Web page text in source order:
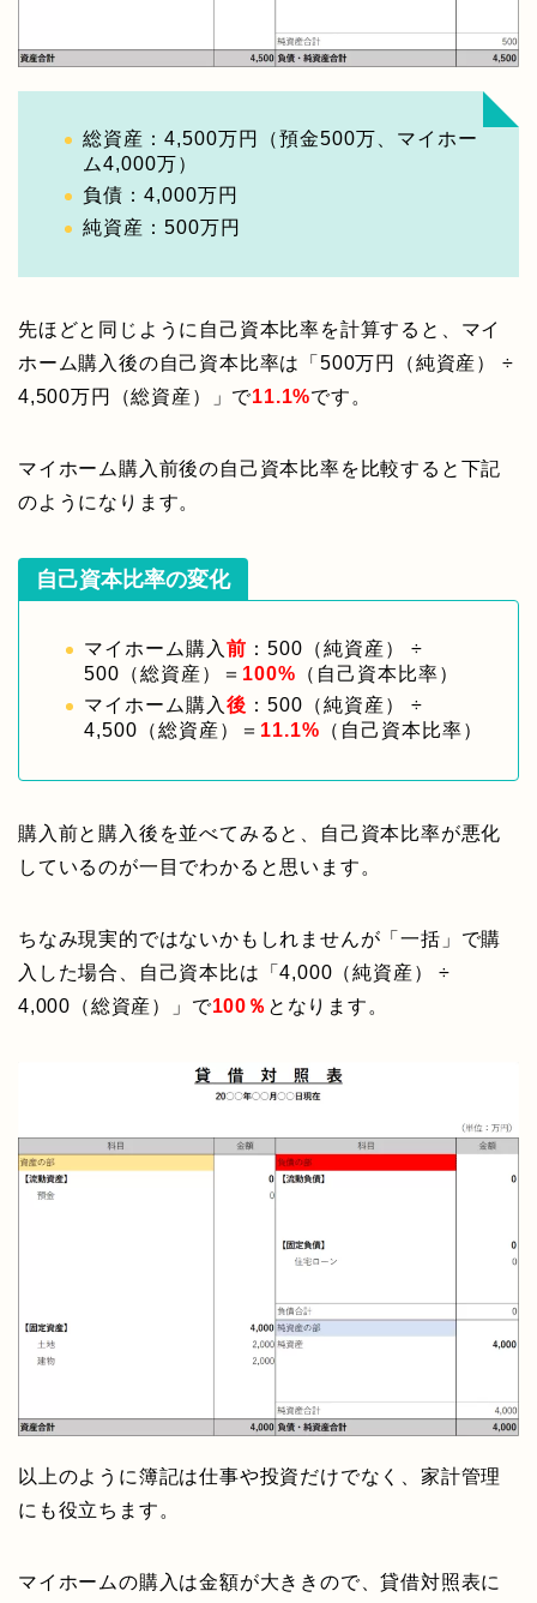
総資産：4,500万円（預金500万、マイホー
ム4,000万）
負債：4,000万円
純資産：500万円
先ほどと同じように自己資本比率を計算すると、マイ
ホーム購入後の自己資本比率は「500万円（純資産） ÷
4,500万円（総資産）」で11.1%です。
マイホーム購入前後の自己資本比率を比較すると下記
のようになります。
自己資本比率の変化
マイホーム購入 前 ：500（純資産） ÷
500（総資産）＝ 100% （自己資本比率）
マイホーム購入 後 ：500（純資産） ÷
4,500（総資産）＝ 11.1% （自己資本比率）
購入前と購入後を並べてみると、自己資本比率が悪化
しているのが一目でわかると思います。
ちなみ現実的ではないかもしれませんが「一括」で購
入した場合、自己資本比は「4,000（純資産） ÷
4,000（総資産）」で100％ となります。
以上のように簿記は仕事や投資だけでなく、家計管理
にも役立ちます。
マイホームの購入は金額が大ききので、貸借対照表に